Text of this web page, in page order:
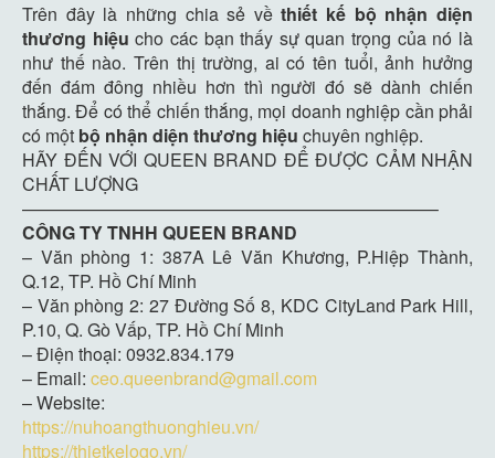
Trên đây là những chia sẻ vềthiết kế bộ nhận diện
thương hiệu cho các bạn thấy sự quan trọng của nó là
như thế nào. Trên thị trường, ai có tên tuổi, ảnh hưởng
đến đám đông nhiều hơn thì người đó sẽ dành chiến
thắng. Để có thể chiến thắng, mọi doanh nghiệp cần phải
có một bộ nhận diện thương hiệu chuyên nghiệp.
HÃY ĐẾN VỚI QUEEN BRAND ĐỂ ĐƯỢC CẢM NHẬN
CHẤT LƯỢNG
———————————————————————–
CÔNG TY TNHH QUEEN BRAND
– Văn phòng 1: 387A Lê Văn Khương, P.Hiệp Thành,
Q.12, TP. Hồ Chí Minh
– Văn phòng 2: 27 Đường Số 8, KDC CityLand Park Hill,
P.10, Q. Gò Vấp, TP. Hồ Chí Minh
– Điện thoại: 0932.834.179
– Email: ceo.queenbrand@gmail.com
– Website:
https://nuhoangthuonghieu.vn/
https://thietkelogo.vn/